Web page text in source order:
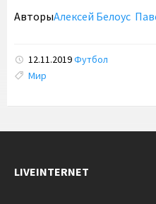
АвторыАлексей Белоус
12.11.2019Футбол
Tags:
Мир
LIVEINTERNET